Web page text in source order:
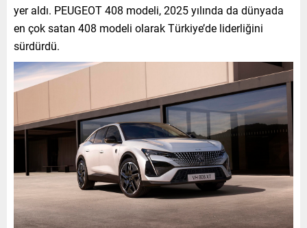
yer aldı. PEUGEOT 408 modeli, 2025 yılında da dünyada
en çok satan 408 modeli olarak Türkiye’de liderliğini
sürdürdü.